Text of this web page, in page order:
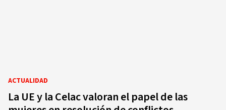
ACTUALIDAD
La UE y la Celac valoran el papel de las